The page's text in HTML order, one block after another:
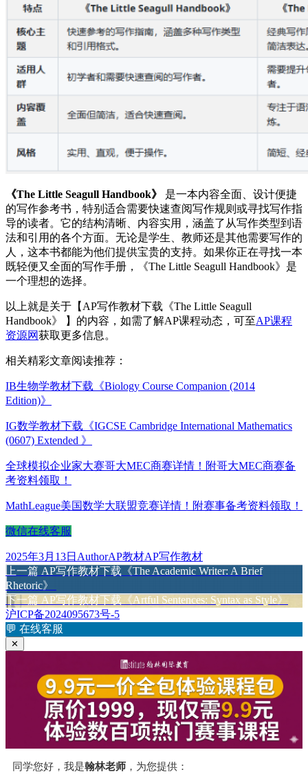
《The Little Seagull Handbook》
是一本内容全面、设计便捷
的写作参考书，特别适合需要快速查阅写作规则或寻找写作指
导的读者。它的结构清晰、内容实用，涵盖了从写作类型到语
法和引用的各个方面。无论是学生、教师还是其他需要写作的
人，这本书都能为他们提供宝贵的支持。如果你正在寻找一本
既轻便又全面的写作手册，《The Little Seagull Handbook》是
一个理想的选择。
以上就是关于【AP写作教材下载《The Little Seagull
Handbook》 】的内容，如需了解AP课程动态，可至AP课程
资源网获取更多信息。
相关精彩文章阅读推荐：
IB生物学教材下载《Biology Course Companion (2014
Edition)》
IG数学教材下载《IGCSE Cambridge International Mathematics
(0607) Extended 》
全球模拟企业家大赛哥大MEC商赛详情！附哥大MEC商赛备
考资料领取！
MathLeague美国数学大联盟竞赛详情！附赛事备考资料领取！
微信在线客服
发
布
于
2025年3月13日 作
者
Author分
类
AP教材标
签
AP写作教材
文
章
导
航
上一篇 上
篇
文
章：
AP写作教材下载《The Academic Writer: A Brief
Rhetoric》
下一篇 下
篇
文
AP写作教材下载《Artful Sentences: Syntax as Style》
沪ICP备2024095673号-5
💬 在线客服
✕
同学您好，我是翰林老师 ，为您提供：